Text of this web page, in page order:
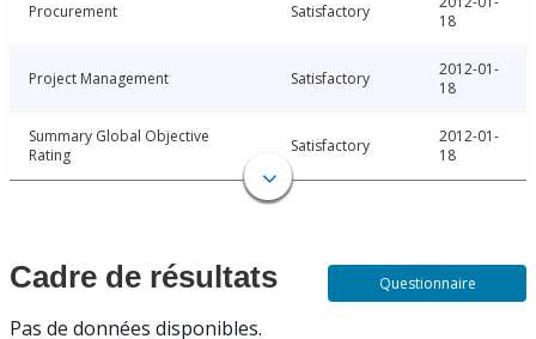
Procurement Satisfactory
18
Project Management Satisfactory
2012-01-
18
Summary Global Objective
Rating
Satisfactory
2012-01-
18
Cadre de résultats
Pas de données disponibles.
Questionnaire